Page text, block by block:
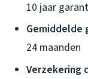
10 jaar
Gemiddelde
24 maanden
Verzekering